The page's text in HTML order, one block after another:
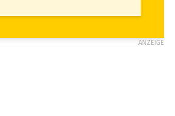
ANZEIGE